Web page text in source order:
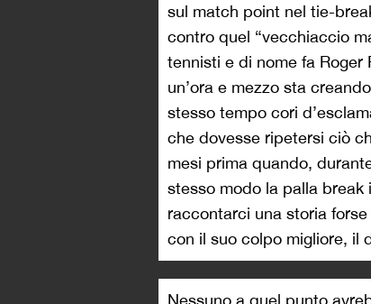
sul match point nel tie-
contro quel “vecchiaccio
tennisti e di nome fa
un’ora e mezzo sta
stesso tempo cori
che dovesse ripetersi ciò
mesi prima quando,
stesso modo la palla
raccontarci una storia
con il suo colpo migliore, il
Nessuno a quel punto